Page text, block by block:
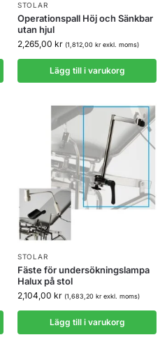
STOLAR
Operationspall Höj och Sänkbar
utan hjul
2,265,00 kr (1,812,00 krexkl. moms)
Lägg till i varukorg
STOLAR
Fäste för undersökningslampa
Halux på stol
2,104,00 kr (1,683,20 krexkl. moms)
Lägg till i varukorg